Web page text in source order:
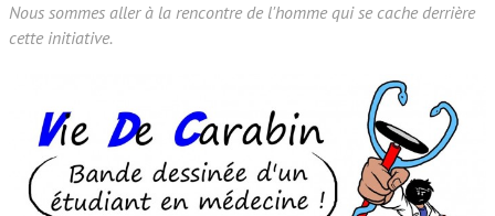
Nous sommes aller à la rencontre de l'homme qui se cache derrière
cette initiative.